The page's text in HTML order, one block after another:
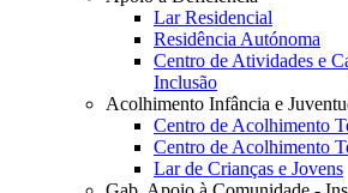
Lar Residencial
Residência Autónoma
Centro de Atividades e
Inclusão
Acolhimento Infância e
Centro de Acolhimento
Centro de Acolhimento
Lar de Crianças e Jovens